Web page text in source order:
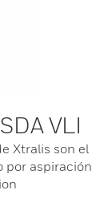
VLI
Xtralis son el
por aspiración